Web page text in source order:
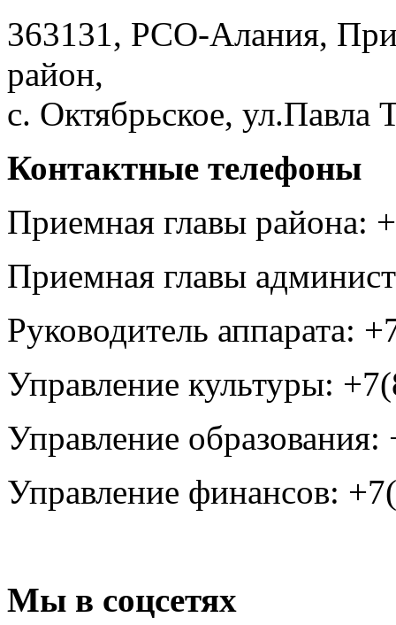
363131, РСО-Алания,
район,
с. Октябрьское, ул.Павла
Контактные телефоны
Приемная главы района:
Приемная главы
Руководитель аппарата:
Управление культуры:
Управление
Управление финансов:
Мы в соцсетях